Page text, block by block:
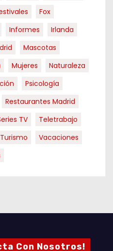
Fox
Informes
Irlanda
Mascotas
Mujeres
Naturaleza
Psicología
Restaurantes Madrid
TV
Teletrabajo
Turismo
Vacaciones
Con Nosotros!